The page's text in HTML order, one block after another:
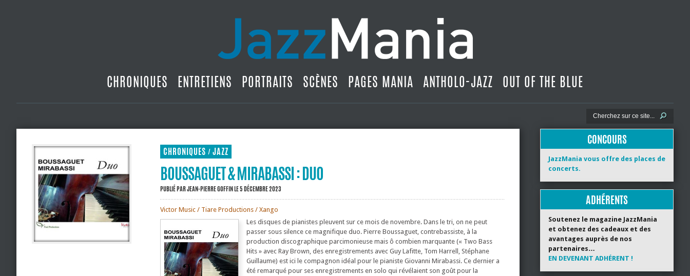
CHRONIQUES ENTRETIENS PORTRAITS SCÈNES PAGES MANIA ANTHOLO-JAZZ OUT OF THE BLUE
CHRONIQUES / JAZZ
BOUSSAGUET & MIRABASSI : DUO
PUBLIÉ PARJEAN-PIERRE GOFFINLE 5 DÉCEMBRE 2023
Victor Music / Tiare Productions / Xango
Les disques de pianistes pleuvent sur ce mois de novembre. Dans le tri, on ne peut
passer sous silence ce magnifique duo. Pierre Boussaguet, contrebassiste, à la
production discographique parcimonieuse mais ô combien marquante (« Two Bass
Hits » avec Ray Brown, des enregistrements avec Guy Lafitte, Tom Harrell, Stéphane
Guillaume) est ici le compagnon idéal pour le pianiste Giovanni Mirabassi. Ce dernier a
été remarqué pour ses enregistrements en solo qui révélaient son goût pour la
CONCOURS
JazzMania vous offre des places de
concerts.
ADHÉRENTS
Soutenez le magazine JazzMania
et obtenez des cadeaux et des
avantages auprès de nos
partenaires…
EN DEVENANT ADHÉRENT !